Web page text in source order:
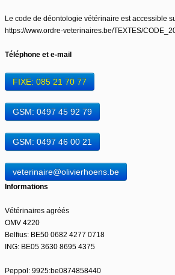
Le code de déontologie vétérinaire est accessible
https://www.ordre-veterinaires.be/TEXTES/
Téléphone et e-mail
FIXE: 085 21 70 77
GSM: 0497 45 92 79
GSM: 0497 46 00 21
veterinaire@olivierhoens.be
Informations
Vétérinaires agréés
OMV 4220
Belfius: BE50 0682 4277 0718
ING: BE05 3630 8695 4375
Peppol: 9925:be0874858440